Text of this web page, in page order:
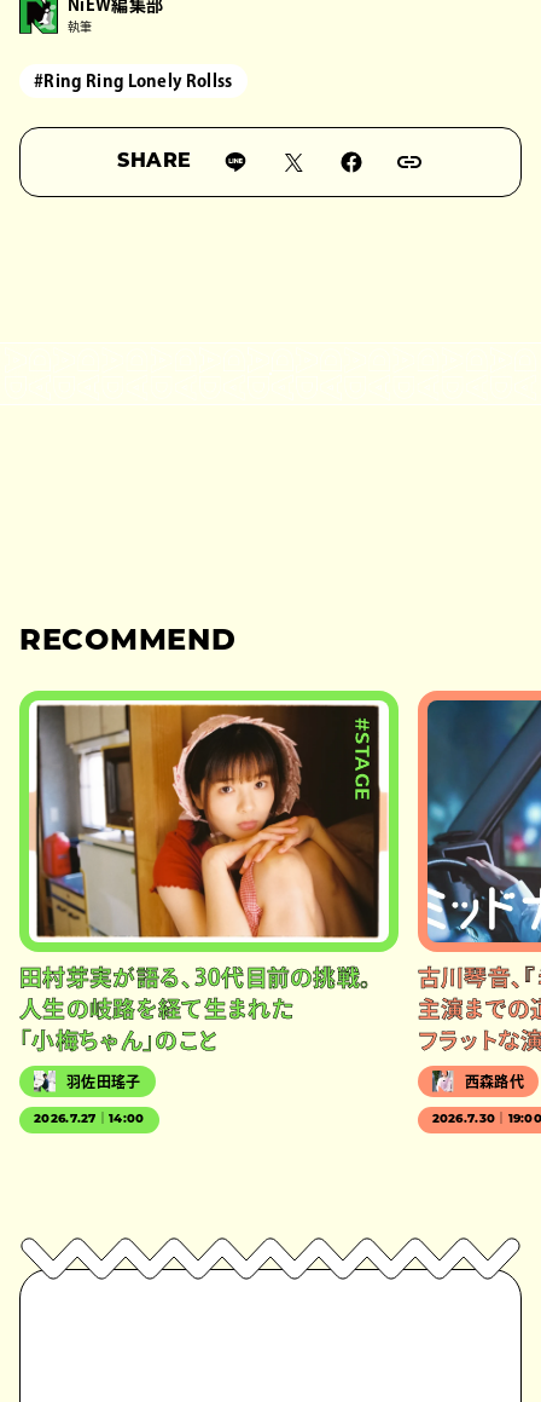
NiEW編集部
執筆
#Ring Ring Lonely Rollss
SHARE
RECOMMEND
#STAGE
田村芽実が語る、30代目前の挑戦。
人生の岐路を経て生まれた
「小梅ちゃん」のこと
羽佐田瑤子
2026.7.27｜14:00
古川琴音、
主演までの
フラットな
西森路代
2026.7.30｜